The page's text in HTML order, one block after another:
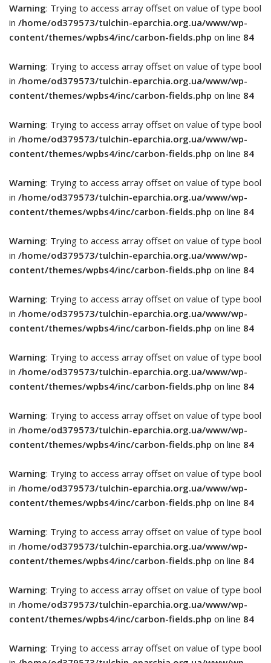
Warning: Trying to access array offset on value of type bool
in /home/od379573/tulchin-eparchia.org.ua/www/wp-
content/themes/wpbs4/inc/carbon-fields.php on line 84
Warning: Trying to access array offset on value of type bool
in /home/od379573/tulchin-eparchia.org.ua/www/wp-
content/themes/wpbs4/inc/carbon-fields.php on line 84
Warning: Trying to access array offset on value of type bool
in /home/od379573/tulchin-eparchia.org.ua/www/wp-
content/themes/wpbs4/inc/carbon-fields.php on line 84
Warning: Trying to access array offset on value of type bool
in /home/od379573/tulchin-eparchia.org.ua/www/wp-
content/themes/wpbs4/inc/carbon-fields.php on line 84
Warning: Trying to access array offset on value of type bool
in /home/od379573/tulchin-eparchia.org.ua/www/wp-
content/themes/wpbs4/inc/carbon-fields.php on line 84
Warning: Trying to access array offset on value of type bool
in /home/od379573/tulchin-eparchia.org.ua/www/wp-
content/themes/wpbs4/inc/carbon-fields.php on line 84
Warning: Trying to access array offset on value of type bool
in /home/od379573/tulchin-eparchia.org.ua/www/wp-
content/themes/wpbs4/inc/carbon-fields.php on line 84
Warning: Trying to access array offset on value of type bool
in /home/od379573/tulchin-eparchia.org.ua/www/wp-
content/themes/wpbs4/inc/carbon-fields.php on line 84
Warning: Trying to access array offset on value of type bool
in /home/od379573/tulchin-eparchia.org.ua/www/wp-
content/themes/wpbs4/inc/carbon-fields.php on line 84
Warning: Trying to access array offset on value of type bool
in /home/od379573/tulchin-eparchia.org.ua/www/wp-
content/themes/wpbs4/inc/carbon-fields.php on line 84
Warning: Trying to access array offset on value of type bool
in /home/od379573/tulchin-eparchia.org.ua/www/wp-
content/themes/wpbs4/inc/carbon-fields.php on line 84
Warning: Trying to access array offset on value of type bool